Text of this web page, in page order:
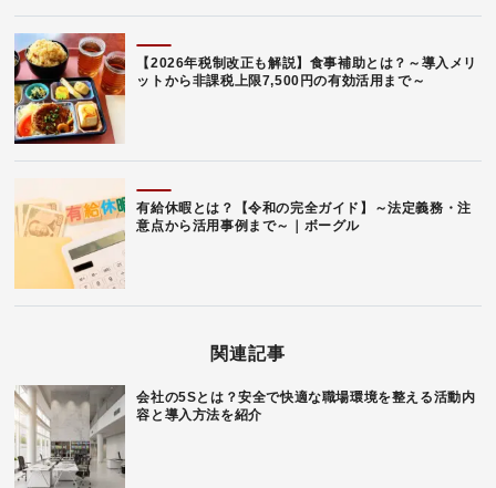
【2026年税制改正も解説】食事補助とは？～導入メリ
ットから非課税上限7,500円の有効活用まで～
有給休暇とは？【令和の完全ガイド】～法定義務・注
意点から活用事例まで～｜ボーグル
関連記事
会社の5Sとは？安全で快適な職場環境を整える活動内
容と導入方法を紹介